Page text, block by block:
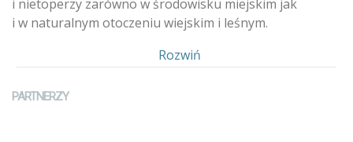
i nietoperzy zarówno w środowisku miejskim jak
i w naturalnym otoczeniu wiejskim i leśnym.
Pokaż
Rozwiń
PARTNERZY